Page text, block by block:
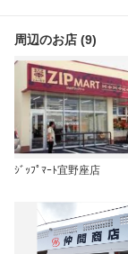
周辺のお店 (9)
ｼﾞｯﾌﾟﾏｰﾄ宜野座店